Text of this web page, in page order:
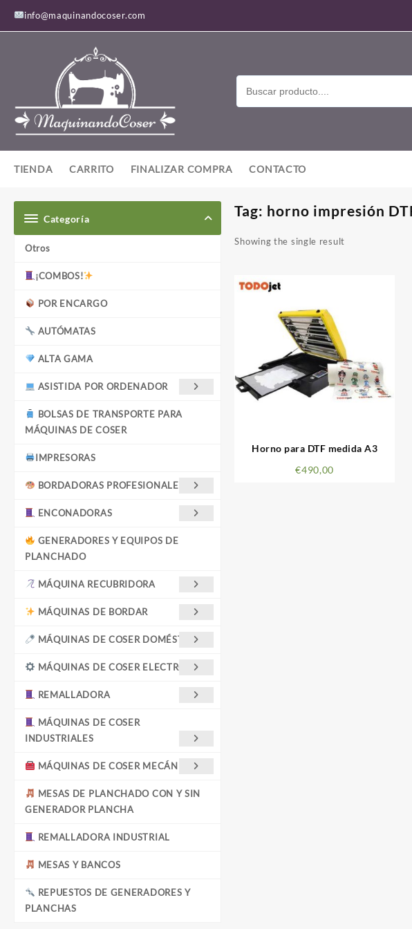
contenido
info@maquinandocoser.com
TIENDA CARRITO FINALIZAR COMPRA CONTACTO
Categoría
Otros
¡COMBOS!
POR ENCARGO
AUTÓMATAS
ALTA GAMA
ASISTIDA POR ORDENADOR
BOLSAS DE TRANSPORTE PARA
MÁQUINAS DE COSER
IMPRESORAS
BORDADORAS PROFESIONALES
ENCONADORAS
GENERADORES Y EQUIPOS DE
PLANCHADO
MÁQUINA RECUBRIDORA
MÁQUINAS DE BORDAR
MÁQUINAS DE COSER DOMÉSTICAS
MÁQUINAS DE COSER ELECTRÓNICA
REMALLADORA
MÁQUINAS DE COSER
INDUSTRIALES
MÁQUINAS DE COSER MECÁNICAS
MESAS DE PLANCHADO CON Y SIN
GENERADOR PLANCHA
REMALLADORA INDUSTRIAL
MESAS Y BANCOS
REPUESTOS DE GENERADORES Y
PLANCHAS
Tag: horno impresión
Showing the single result
Horno para DTF medida A3
€490,00